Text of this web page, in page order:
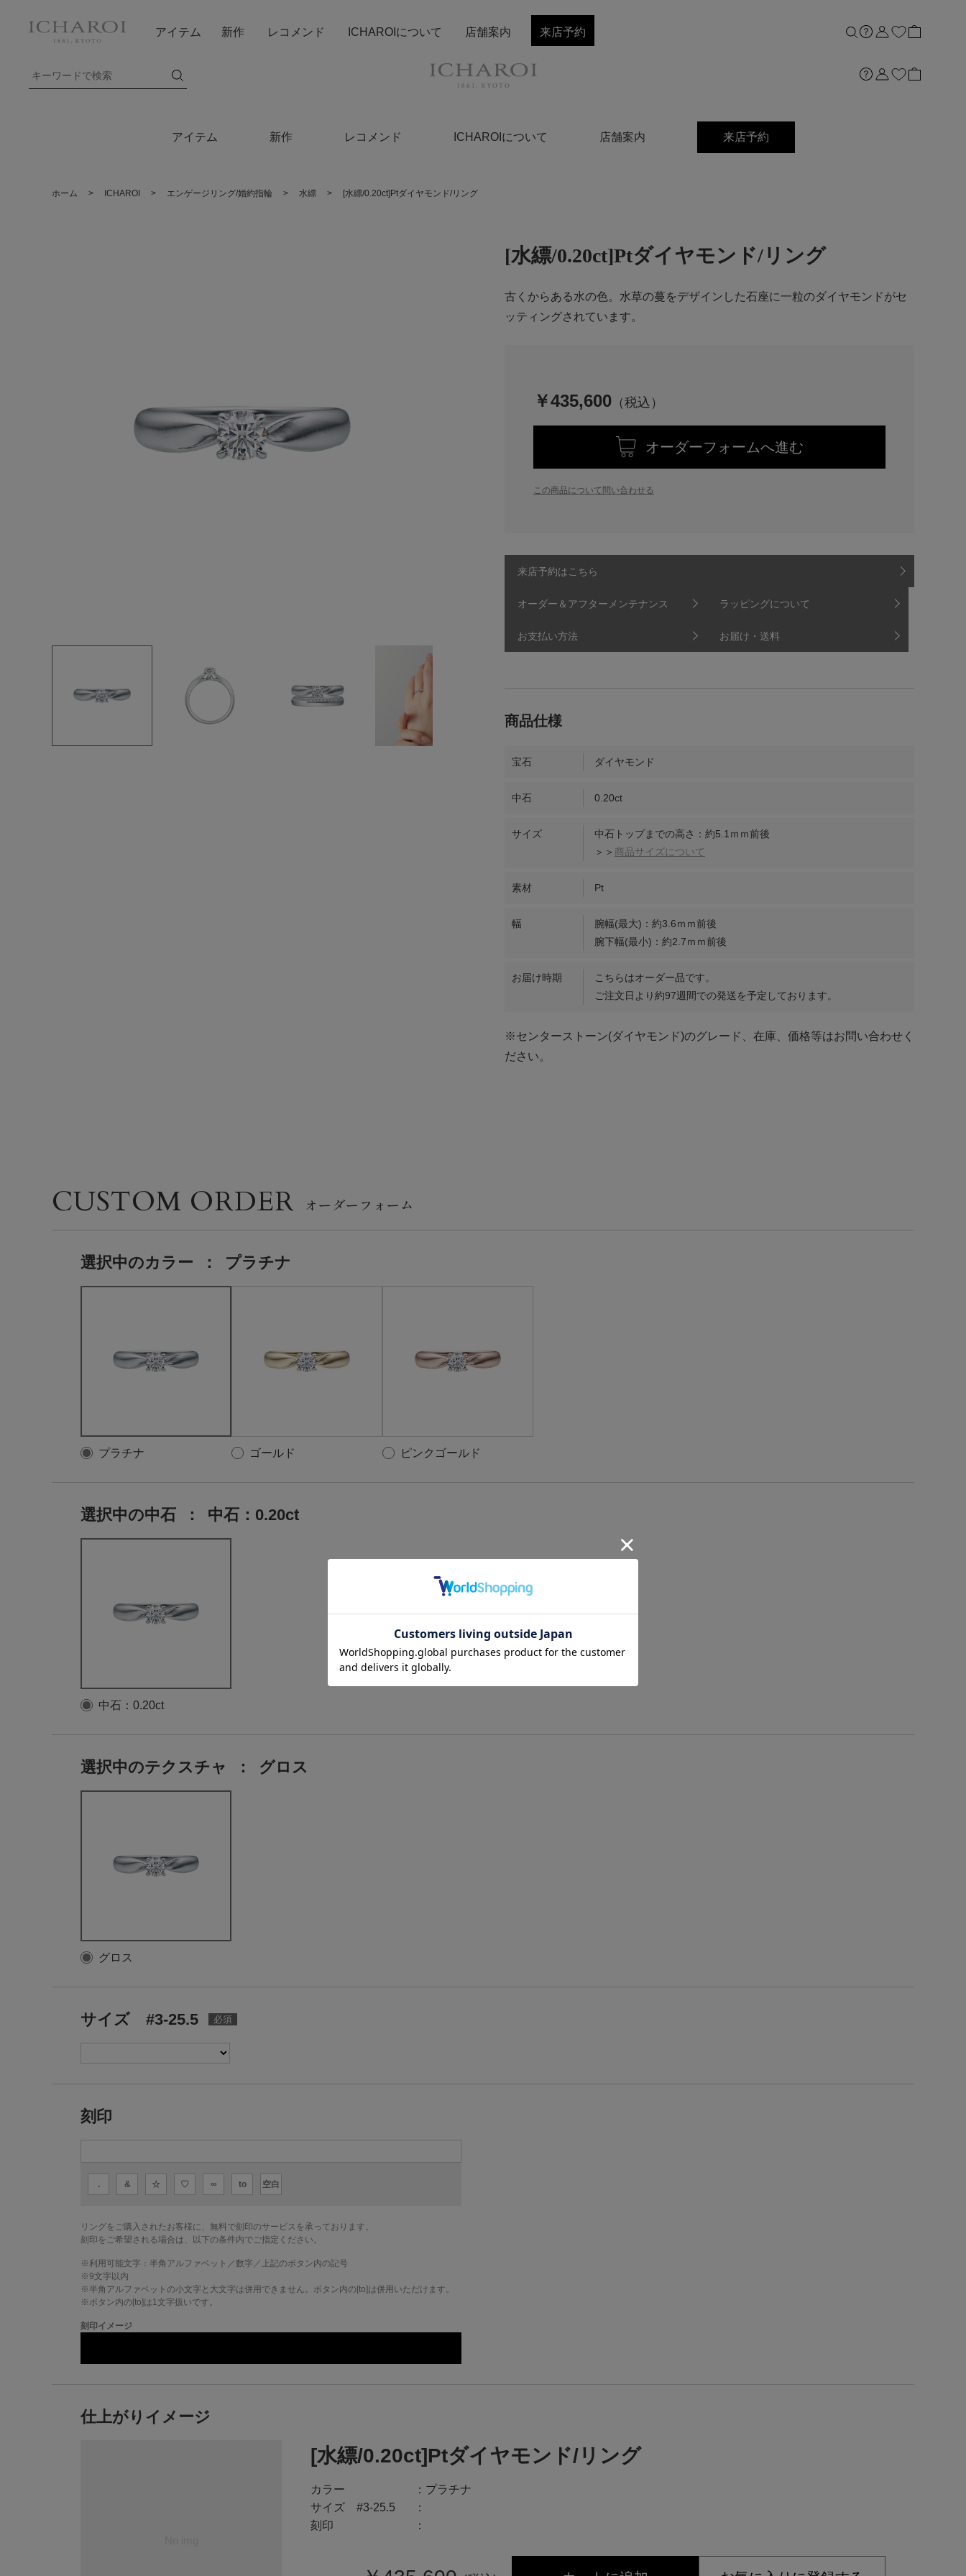
アイテム 新作 レコメンド ICHAROIについて 店舗案内 来店予約
アイテム 新作 レコメンド ICHAROIについて 店舗案内 来店予約
ホーム > ICHAROI > エンゲージリング/婚約指輪 > 水縹 > [水縹/0.20ct]Ptダイヤモンド/リング
[水縹/0.20ct]Ptダイヤモンド/リング
古くからある水の色。水草の蔓をデザインした石座に一粒のダイヤモンドがセ
ッティングされています。
￥435,600
オーダーフォームへ進む
この商品について問い合わせる
来店予約はこちら
オーダー＆アフターメンテナンス ラッピングについて
お支払い方法 お届け・送料
宝石 ダイヤモンド
中石 0.20ct
サイズ
中石トップまでの高さ：約5.1ｍｍ前後
＞＞ 商品サイズについて
素材 Pt
幅
腕幅(最大)：約3.6ｍｍ前後
腕下幅(最小)：約2.7ｍｍ前後
お届け時期
こちらはオーダー品です。
ご注文日より約97週間での発送を予定しております。
※センターストーン(ダイヤモンド)のグレード、在庫、価格等はお問い合わせく
ださい。
CUSTOM ORDER
選択中のカラー ： プラチナ
プラチナ ゴールド ピンクゴールド
選択中の中石 ： 中石：0.20ct
中石：0.20ct
選択中のテクスチャ ： グロス
グロス
サイズ #3-25.5
刻印
. & ☆ ♡ ∞ to 空白
リングをご購入されたお客様に、無料で刻印のサービスを承っております。
刻印をご希望される場合は、以下の条件内でご指定ください。
※利用可能文字： 半角アルファベット／数字／上記のボタン内の記号
※9文字以内
※半角アルファベットの小文字と大文字は併用できません。ボタン内の[to]は併用いただけます。
※ボタン内の[to]は1文字扱いです。
刻印イメージ
仕上がりイメージ
[水縹/0.20ct]Ptダイヤモンド/リング
カラー
プラチナ
サイズ #3-25.5
刻印